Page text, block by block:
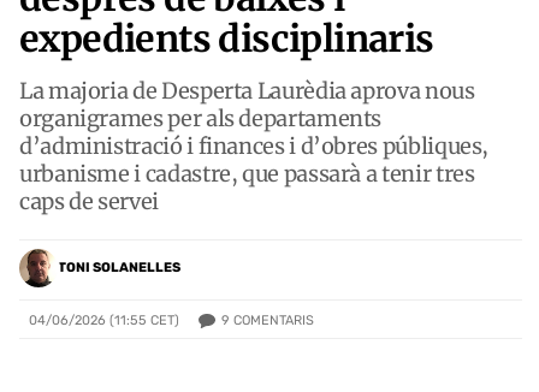
expedients disciplinaris
La majoria de Desperta Laurèdia aprova nous
organigrames per als departaments
d’administració i finances i d’obres públiques,
urbanisme i cadastre, que passarà a tenir tres
caps de servei
TONI SOLANELLES
04/06/2026 (11:55 CET) 9 COMENTARIS